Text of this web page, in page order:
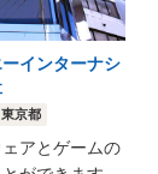
インターナシ
東京都
アとゲームの